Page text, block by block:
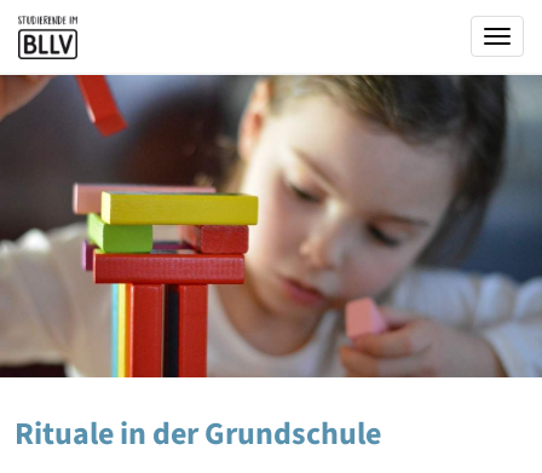
Rituale in der Grundschule